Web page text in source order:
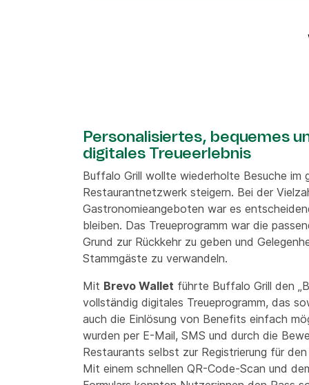
Personalisiertes, bequemes
digitales Treueerlebnis
Buffalo Grill wollte wiederholte Besuche im
Restaurantnetzwerk steigern. Bei der
Gastronomieangeboten war es
bleiben. Das Treueprogramm war die
Grund zur Rückkehr zu geben und
Stammgäste zu verwandeln.
Mit Brevo Wallet führte Buffalo Grill den
vollständig digitales Treueprogramm, das
auch die Einlösung von Benefits einfach
wurden per E-Mail, SMS und durch die
Restaurants selbst zur Registrierung für
Mit einem schnellen QR-Code-Scan und